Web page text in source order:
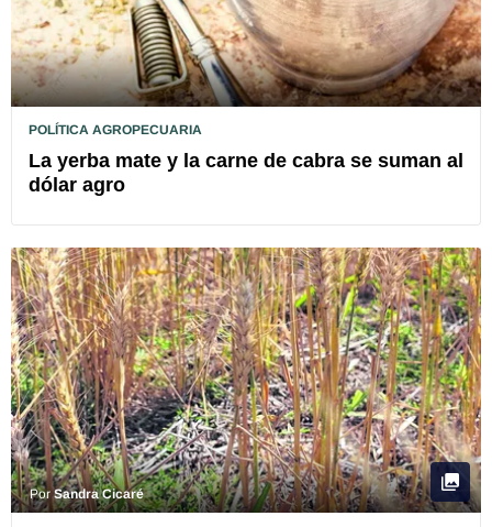
POLÍTICA AGROPECUARIA
La yerba mate y la carne de cabra se suman al
dólar agro
PorSandra Cicaré